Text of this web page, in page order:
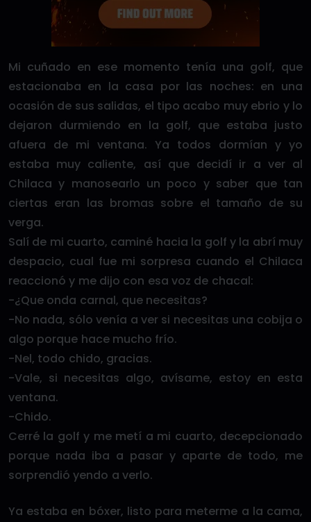
Mi cuñado en ese momento tenía una golf, que
estacionaba en la casa por las noches: en una
ocasión de sus salidas, el tipo acabo muy ebrio y lo
dejaron durmiendo en la golf, que estaba justo
afuera de mi ventana. Ya todos dormían y yo
estaba muy caliente, así que decidí ir a ver al
Chilaca y manosearlo un poco y saber que tan
ciertas eran las bromas sobre el tamaño de su
verga.
Salí de mi cuarto, caminé hacia la golf y la abrí muy
despacio, cual fue mi sorpresa cuando el Chilaca
reaccionó y me dijo con esa voz de chacal:
-¿Que onda carnal, que necesitas?
-No nada, sólo venía a ver si necesitas una cobija o
algo porque hace mucho frío.
-Nel, todo chido, gracias.
-Vale, si necesitas algo, avísame, estoy en esta
ventana.
-Chido.
Cerré la golf y me metí a mi cuarto, decepcionado
porque nada iba a pasar y aparte de todo, me
sorprendió yendo a verlo.
Ya estaba en bóxer, listo para meterme a la cama,